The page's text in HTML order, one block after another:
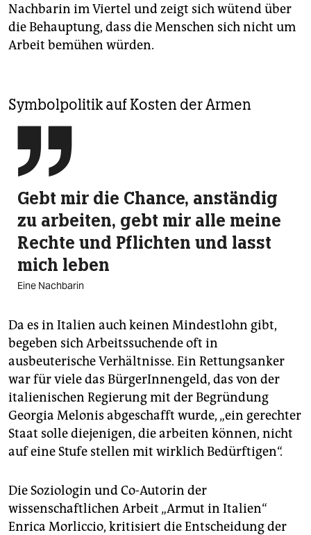
Nachbarin im Viertel und zeigt sich wütend über
die Behauptung, dass die Menschen sich nicht um
Arbeit bemühen würden.
Symbolpolitik auf Kosten der Armen

Gebt mir die Chance, anständig
zu arbeiten, gebt mir alle meine
Rechte und Pflichten und lasst
mich leben
Eine Nachbarin
Da es in Italien auch keinen Mindestlohn gibt,
begeben sich Arbeitssuchende oft in
ausbeuterische Verhältnisse. Ein Rettungsanker
war für viele das BürgerInnengeld, das von der
italienischen Regierung mit der Begründung
Georgia Melonis abgeschafft wurde, „ein gerechter
Staat solle diejenigen, die arbeiten können, nicht
auf eine Stufe stellen mit wirklich Bedürftigen“.
Die Soziologin und Co-Autorin der
wissenschaftlichen Arbeit „Armut in Italien“
Enrica Morliccio, kritisiert die Entscheidung der